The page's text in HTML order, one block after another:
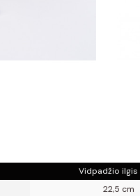
Vidpadžio ilgis
22,5 cm